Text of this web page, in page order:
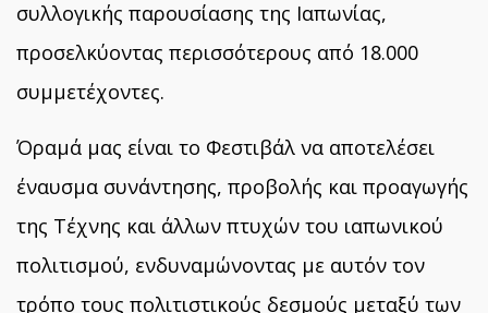
συλλογικής παρουσίασης της Ιαπωνίας,
προσελκύοντας περισσότερους από 18.000
συμμετέχοντες.
Όραμά μας είναι το Φεστιβάλ να αποτελέσει
έναυσμα συνάντησης, προβολής και προαγωγής
της Τέχνης και άλλων πτυχών του ιαπωνικού
πολιτισμού, ενδυναμώνοντας με αυτόν τον
τρόπο τους πολιτιστικούς δεσμούς μεταξύ των